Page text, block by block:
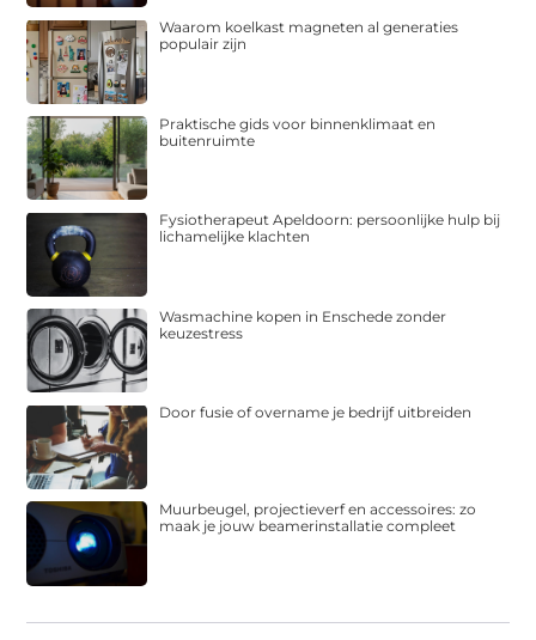
Waarom koelkast magneten al generaties
populair zijn
Praktische gids voor binnenklimaat en
buitenruimte
Fysiotherapeut Apeldoorn: persoonlijke hulp bij
lichamelijke klachten
Wasmachine kopen in Enschede zonder
keuzestress
Door fusie of overname je bedrijf uitbreiden
Muurbeugel, projectieverf en accessoires: zo
maak je jouw beamerinstallatie compleet